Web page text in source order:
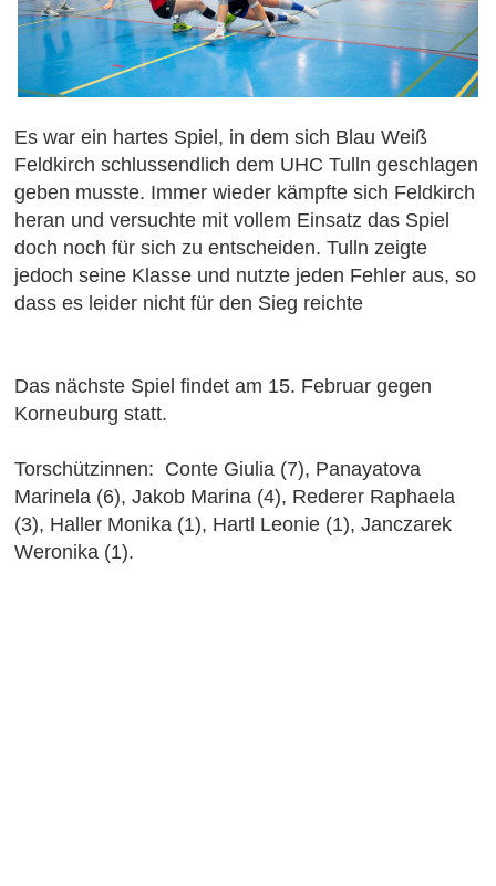
Es war ein hartes Spiel, in dem sich Blau Weiß
Feldkirch schlussendlich dem UHC Tulln geschlagen
geben musste. Immer wieder kämpfte sich Feldkirch
heran und versuchte mit vollem Einsatz das Spiel
doch noch für sich zu entscheiden. Tulln zeigte
jedoch seine Klasse und nutzte jeden Fehler aus, so
dass es leider nicht für den Sieg reichte
Das nächste Spiel findet am 15. Februar gegen
Korneuburg statt.
Torschützinnen: Conte Giulia (7), Panayatova
Marinela (6), Jakob Marina (4), Rederer Raphaela
(3), Haller Monika (1), Hartl Leonie (1), Janczarek
Weronika (1).